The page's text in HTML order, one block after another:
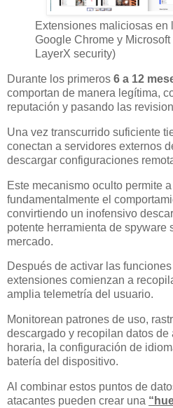
Extensiones maliciosas en
Google Chrome y
LayerX security)
Durante los primeros 6 a 12
comportan de manera legítima,
reputación y pasando las
Una vez transcurrido suficiente
conectan a servidores externos
descargar configuraciones
Este mecanismo oculto permite
fundamentalmente el
convirtiendo un inofensivo
potente herramienta de spyware
mercado.
Después de activar las
extensiones comienzan a
amplia telemetría del usuario.
Monitorean patrones de uso,
descargado y recopilan datos
horaria, la configuración de
batería del dispositivo.
Al combinar estos puntos de
atacantes pueden crear una